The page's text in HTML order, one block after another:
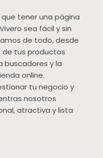
que tener una página
sea fácil y sin
de todo, desde
de tus productos
buscadores y la
online.
tu negocio y
nosotros
atractiva y lista